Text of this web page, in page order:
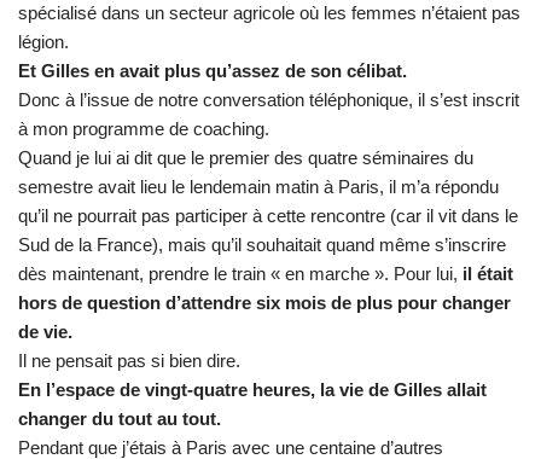
spécialisé dans un secteur agricole où les femmes n’étaient pas
légion.
Et Gilles en avait plus qu’assez de son célibat.
Donc à l’issue de notre conversation téléphonique, il s’est inscrit
à mon programme de coaching.
Quand je lui ai dit que le premier des quatre séminaires du
semestre avait lieu le lendemain matin à Paris, il m’a répondu
qu’il ne pourrait pas participer à cette rencontre (car il vit dans le
Sud de la France), mais qu’il souhaitait quand même s’inscrire
dès maintenant, prendre le train « en marche ». Pour lui, il était
hors de question d’attendre six mois de plus pour changer
de vie.
Il ne pensait pas si bien dire.
En l’espace de vingt-quatre heures, la vie de Gilles allait
changer du tout au tout.
Pendant que j’étais à Paris avec une centaine d’autres